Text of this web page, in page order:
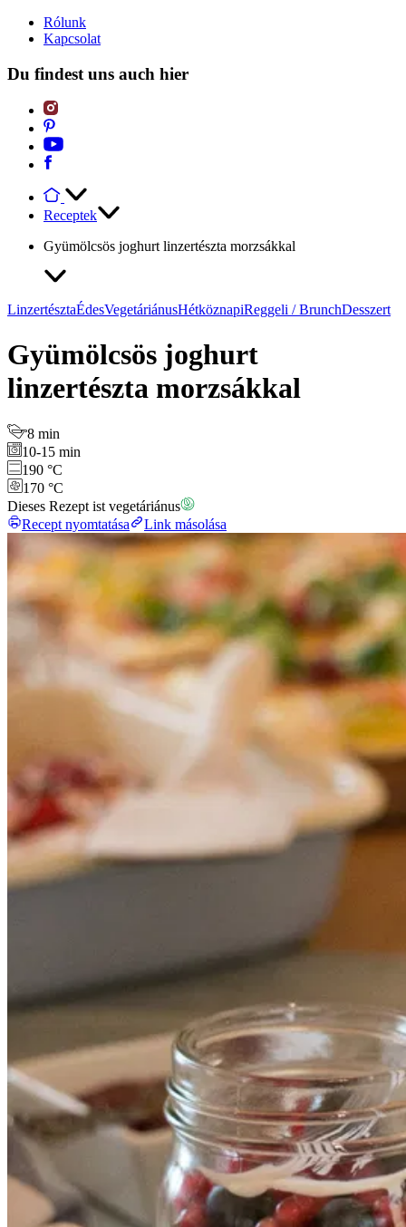
Rólunk
Kapcsolat
Du findest uns auch hier
Receptek
Gyümölcsös joghurt linzertészta morzsákkal
LinzertésztaÉdesVegetáriánusHétköznapiReggeli / BrunchDesszert
Gyümölcsös joghurt
linzertészta morzsákkal
8 min
10-15 min
190 °C
170 °C
Dieses Rezept ist vegetáriánus
Recept nyomtatása
Link másolása